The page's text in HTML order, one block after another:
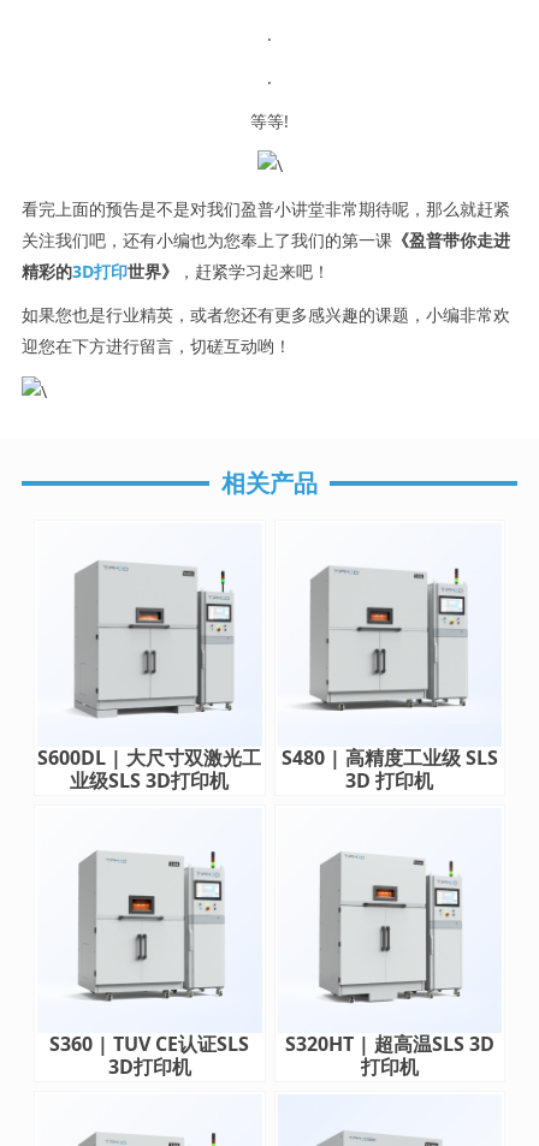
.
.
等等!
看完上面的预告是不是对我们盈普小讲堂非常期待呢，那么就赶紧
关注我们吧，还有小编也为您奉上了我们的第一课《盈普带你走进
精彩的3D打印世界》
，赶紧学习起来吧！
如果您也是行业精英，或者您还有更多感兴趣的课题，小编非常欢
迎您在下方进行留言，切磋互动哟！
相关产品
S600DL | 大尺寸双激光工
业级SLS 3D打印机
S480 | 高精度工业级 SLS
3D 打印机
S360 | TUV CE认证SLS
3D打印机
S320HT | 超高温SLS 3D
打印机